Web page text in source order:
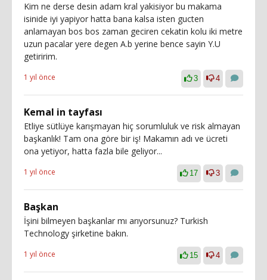
Kim ne derse desin adam kral yakisiyor bu makama
isinide iyi yapiyor hatta bana kalsa isten gucten
anlamayan bos bos zaman geciren cekatin kolu iki metre
uzun pacalar yere degen A.b yerine bence sayin Y.U
getiririm.
1 yıl önce 3 4
Kemal in tayfası
Etliye sütlüye karışmayan hiç sorumluluk ve risk almayan
başkanlık! Tam ona göre bir iş! Makamın adı ve ücreti
ona yetiyor, hatta fazla bile geliyor...
1 yıl önce 17 3
Başkan
İşini bilmeyen başkanlar mı arıyorsunuz? Turkish
Technology şirketine bakın.
1 yıl önce 15 4